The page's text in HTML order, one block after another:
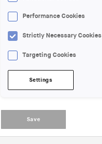
Performance Cookies
Strictly Necessary Cookies
Targeting Cookies
Settings
Save